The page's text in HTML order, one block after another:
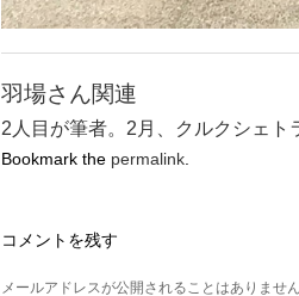
羽場さん関連
2人目が筆者。2月、クルクシェト
Bookmark the permalink
コメントを残す
メールアドレスが公開されることはありませ